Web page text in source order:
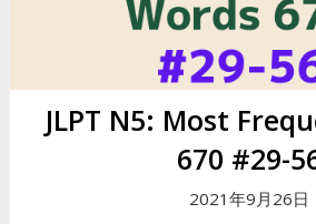
JLPT N5: Most
670 #29-
2021年9月26日